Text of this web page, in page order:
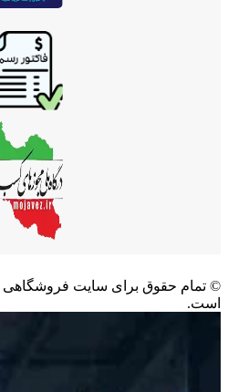
©️ تمام حقوق برای سایت
است.